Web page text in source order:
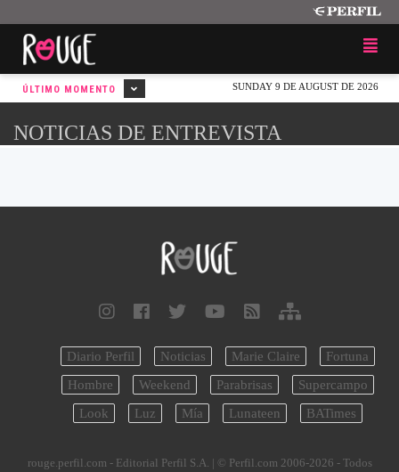
SUNDAY 9 DE AUGUST DE 2026
ÚLTIMO MOMENTO
NOTICIAS DE ENTREVISTA
Diario Perfil Noticias Marie Claire
Fortuna
Hombre
Weekend Parabrisas
Supercampo
Look
Luz Mía Lunateen BATimes
rouge.perfil.com - Editorial Perfil S.A. | © Perfil.com 2006-2026 - Todos